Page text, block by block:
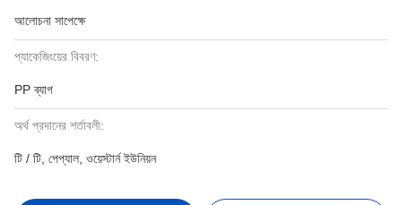
আলোচনা সাপেক্ষে
প্যাকেজিংয়ের বিবরণ:
PP ব্যাগ
অর্থ প্রদানের শর্তাবলী:
টি / টি, পেপ্যাল, ওয়েস্টার্ন ইউনিয়ন